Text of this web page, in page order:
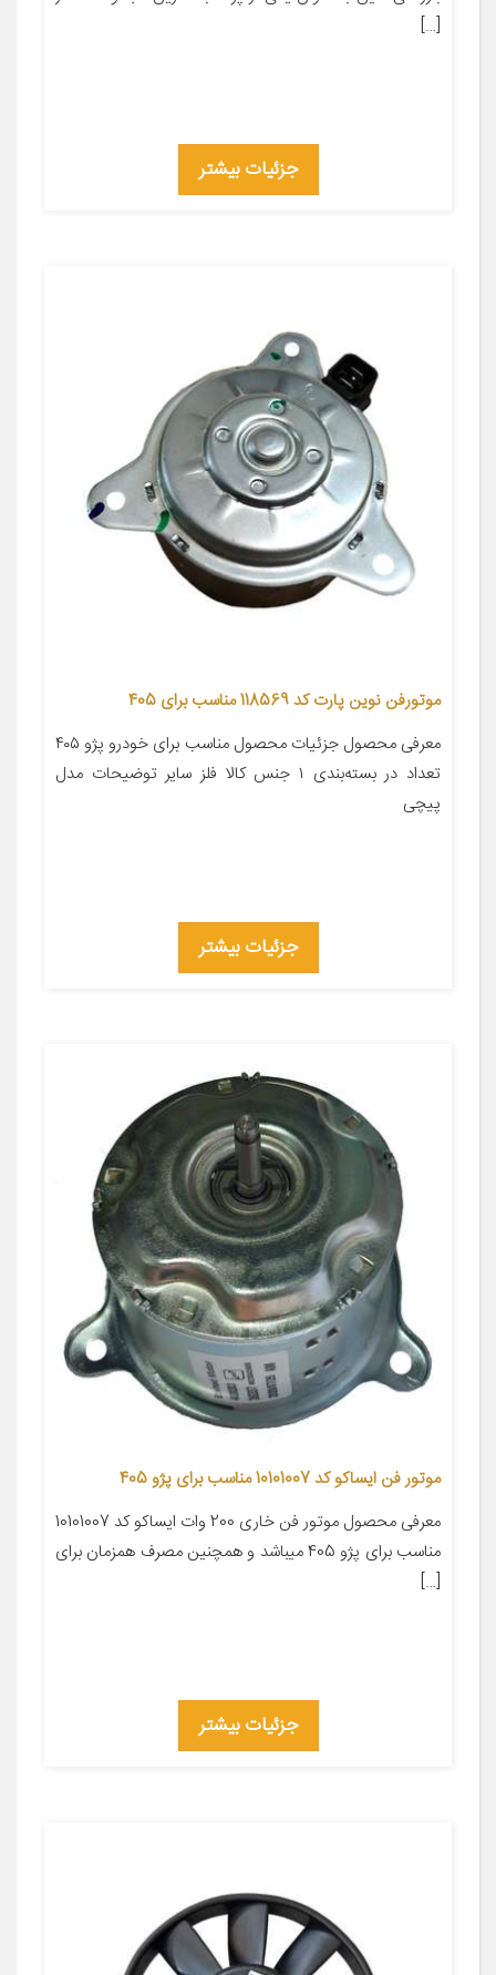
[…]
جزئیات بیشتر
موتورفن نوین پارت کد 118569 مناسب برای 405
معرفی محصول جزئیات محصول مناسب برای خودرو پژو ۴۰۵
تعداد در بسته‌بندی ۱ جنس کالا فلز سایر توضیحات مدل
پیچی
جزئیات بیشتر
موتور فن ایساکو کد 10101007 مناسب برای پژو 405
معرفی محصول موتور فن خاری 200 وات ایساکو کد 10101007
مناسب برای پژو 405 میباشد و همچنین مصرف همزمان برای
[…]
جزئیات بیشتر